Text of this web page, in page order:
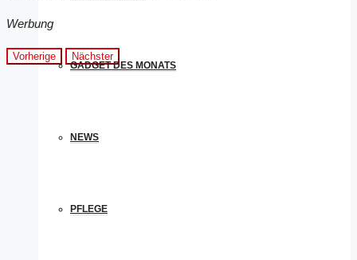
GADGET DES MONATS
NEWS
PFLEGE
Werbung
Vorherige Nächster